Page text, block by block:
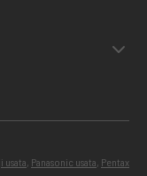
usata Panasonic usata Pentax